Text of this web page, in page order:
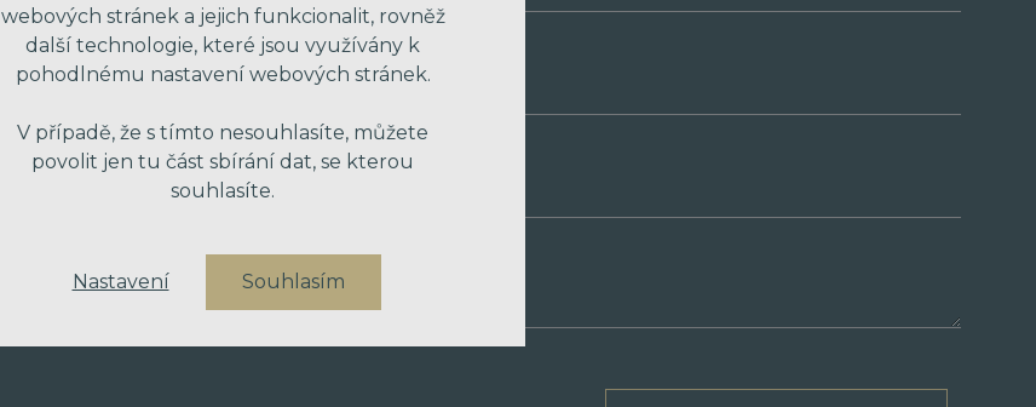
VÁŠ EMAIL
VÁŠ TELEFON
webových stránek a jejich funkcionalit, rovněž
další technologie, které jsou využívány k
pohodlnému nastavení webových stránek.
V případě, že s tímto nesouhlasíte, můžete
povolit jen tu část sbírání dat, se kterou
souhlasíte.
Nastavení Souhlasím